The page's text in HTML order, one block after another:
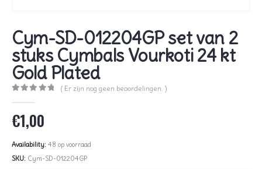
Cym-SD-012204GP set van 2
stuks Cymbals Vourkoti 24 kt
Gold Plated
( Er zijn nog geen beoordelingen. )
€1,00
Availability: 48 op voorraad
SKU: Cym-SD-012204GP